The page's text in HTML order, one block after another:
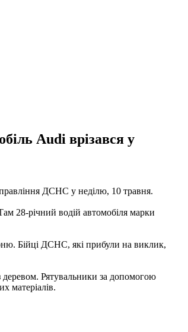
Audi врізався у
ДСНС у неділю, 10 травня.
28-річний водій автомобіля марки
Бійці ДСНС, які прибули на виклик,
деревом. Рятувальники за допомогою
матеріалів.